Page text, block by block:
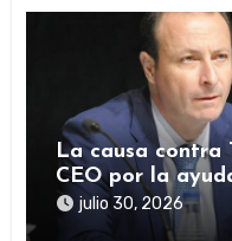
La causa contra
CEO por la
pandemia sigue
julio 30, 2026